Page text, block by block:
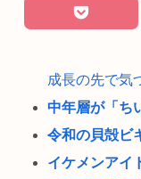
成長の先で気
中年層が「ち
令和の貝殻ビ
イケメンアイ